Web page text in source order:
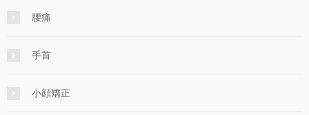
腰痛
手首
小顔矯正